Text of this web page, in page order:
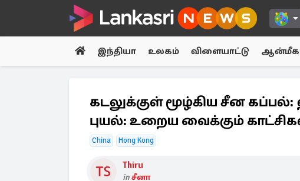
இந்தியா உலகம் விளையாட்டு
கடலுக்குள் மூழ்கிய சீன
புயல்: உறைய வைக்கும்
China Hong Kong
Thiru
inசீனா